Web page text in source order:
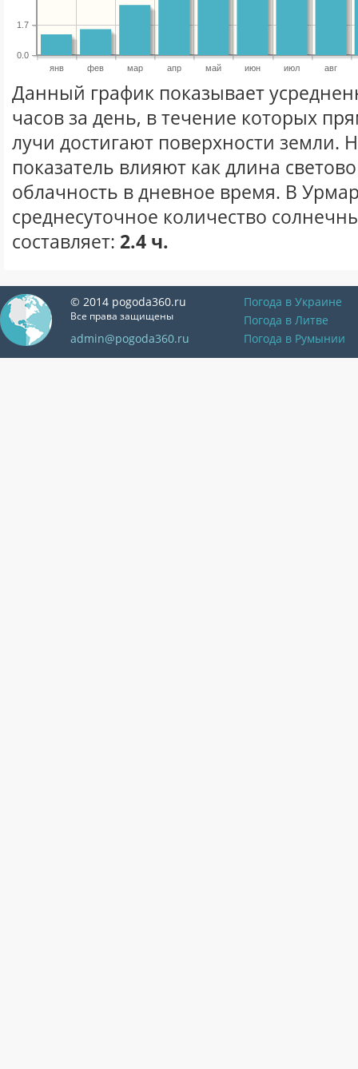
янв фев мар апр май июн июл авг
0.0
1.7
Данный график показывает
часов за день, в течение которых
лучи достигают поверхности земли.
показатель влияют как длина
облачность в дневное время. В
среднесуточное количество
составляет: 2.4 ч.
© 2014 pogoda360.ru
Все права защищены
admin@pogoda360.ru
Погода в Украине
Погода в Литве
Погода в Румынии